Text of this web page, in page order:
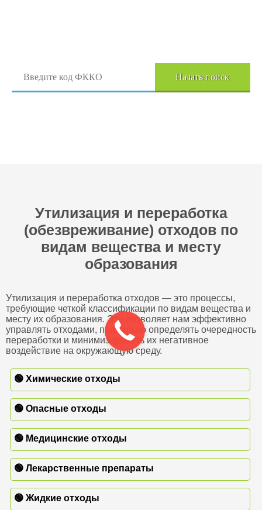
Начать поиск
Утилизация и переработка
(обезвреживание) отходов по
видам вещества и месту
образования
Утилизация и переработка отходов — это процессы,
требующие четкой классификации по видам вещества и
месту их образования. Это позволяет нам эффективно
управлять отходами, правильно определять очередность
переработки и минимизировать их негативное
воздействие на окружающую среду.
🟢 Химические отходы
🟢 Опасные отходы
🟢 Медицинские отходы
🟢 Лекарственные препараты
🟢 Жидкие отходы